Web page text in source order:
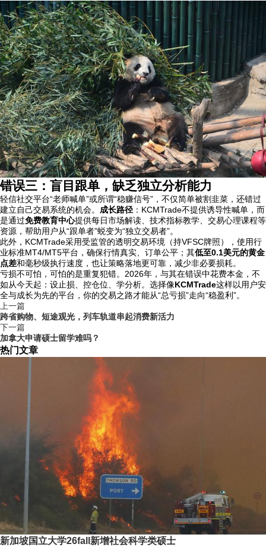
错误三：盲目跟单，缺乏独立分析能力
轻信社交平台“老师喊单”或所谓“稳赚信号”，不仅简单被割韭菜，还错过
建立自己交易系统的机会。 成长路径：KCMTrade不提供诱导性喊单，而
是通过免费教育中心提供每日市场解读、技术指标教学、交易心理课程等
资源，帮助用户从“跟单者”蜕变为“独立交易者”。
此外，KCMTrade采用受监管的透明交易环境（持VFSC牌照），使用行
业标准MT4/MT5平台，确保行情真实、订单公平；其低至0.1美元的黄金
点差和毫秒级执行速度，也让策略落地更可靠，减少非必要损耗。
亏损不可怕，可怕的是重复犯错。2026年，与其在错误中花费本金，不
如从今天起：设止损、控仓位、学分析。选择像KCMTrade这样以用户安
全与成长为先的平台，你的交易之路才能从“总亏损”走向“稳盈利”。
上一篇
跨省购物、短途观光，列车轨道串起消费新活力
下一篇
加拿大申请硕士留学难吗？
热门文章
新加坡国立大学26fall新增社会科学类硕士